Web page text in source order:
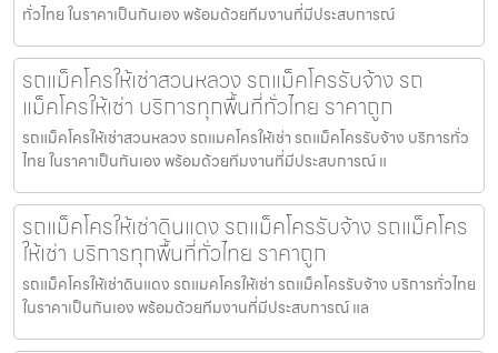
ทั่วไทย ในราคาเป็นกันเอง พร้อมด้วยทีมงานที่มีประสบการณ์
รถแม็คโครให้เช่าสวนหลวง รถแม็คโครรับจ้าง รถ
แม็คโครให้เช่า บริการทุกพื้นที่ทั่วไทย ราคาถูก
รถแม็คโครให้เช่าสวนหลวง รถแมคโครให้เช่า รถแม็คโครรับจ้าง บริการทั่ว
ไทย ในราคาเป็นกันเอง พร้อมด้วยทีมงานที่มีประสบการณ์ แ
รถแม็คโครให้เช่าดินแดง รถแม็คโครรับจ้าง รถแม็คโคร
ให้เช่า บริการทุกพื้นที่ทั่วไทย ราคาถูก
รถแม็คโครให้เช่าดินแดง รถแมคโครให้เช่า รถแม็คโครรับจ้าง บริการทั่วไทย
ในราคาเป็นกันเอง พร้อมด้วยทีมงานที่มีประสบการณ์ แล